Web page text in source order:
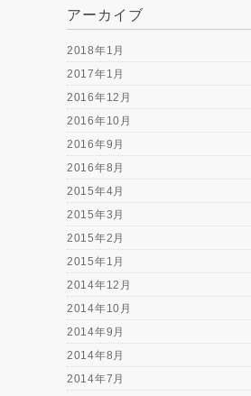
アーカイブ
2018年1月
2017年1月
2016年12月
2016年10月
2016年9月
2016年8月
2015年4月
2015年3月
2015年2月
2015年1月
2014年12月
2014年10月
2014年9月
2014年8月
2014年7月